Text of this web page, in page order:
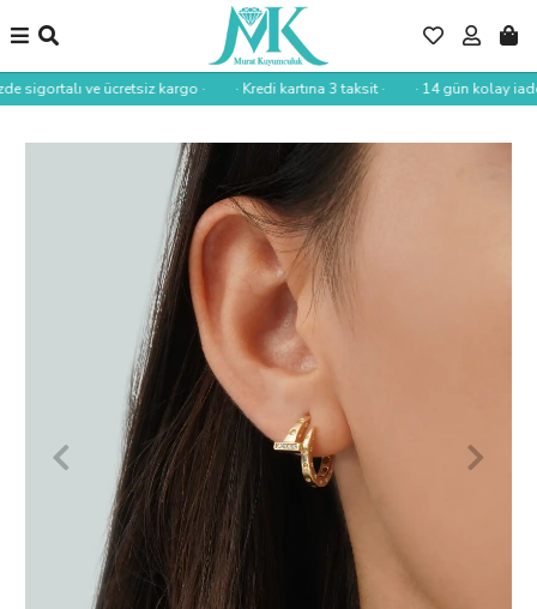
sigortalı ve ücretsiz kargo · · Kredi kartına 3 taksit · · 14 gün kolay iade